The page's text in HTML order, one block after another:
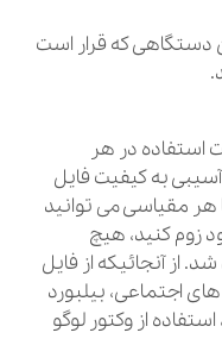
دستگاهی که قرار است
استفاده در هر
آسیبی به کیفیت فایل
هر مقیاسی می‌ توانید
زوم کنید، هیچ
از آنجائیکه از فایل
اجتماعی، بیلبورد
از وکتور لوگو